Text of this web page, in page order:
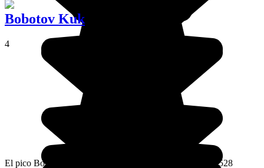
Bobotov Kuk
4
El pico Bobotov Kuk es el más alto de Montenegro con 2528